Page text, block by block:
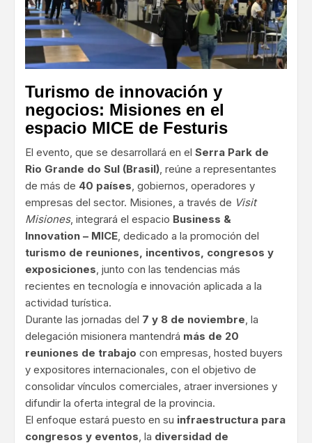
Turismo de innovación y
negocios: Misiones en el
espacio MICE de Festuris
El evento, que se desarrollará en el Serra Park de
Rio Grande do Sul (Brasil), reúne a representantes
de más de 40 países, gobiernos, operadores y
empresas del sector. Misiones, a través de Visit
Misiones, integrará el espacio Business &
Innovation – MICE, dedicado a la promoción del
turismo de reuniones, incentivos, congresos y
exposiciones, junto con las tendencias más
recientes en tecnología e innovación aplicada a la
actividad turística.
Durante las jornadas del 7 y 8 de noviembre, la
delegación misionera mantendrá más de 20
reuniones de trabajo con empresas, hosted buyers
y expositores internacionales, con el objetivo de
consolidar vínculos comerciales, atraer inversiones y
difundir la oferta integral de la provincia.
El enfoque estará puesto en su infraestructura para
congresos y eventos, la diversidad de